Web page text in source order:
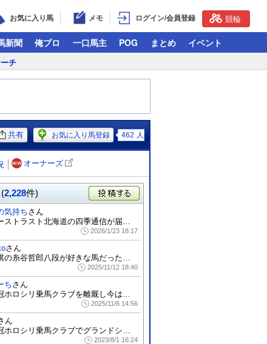
お気に入り馬 メモ ログイン/会員登録 競輪
新聞 俺プロ 一口馬主 POG まとめ イベント
チ
共有 お気に入り馬登録 462 人
オーナーズ
2,228件)
投稿する
気持ちさん
ホーストラスト北海道の四季通信が届いて、...
2026/1/23 18:17
さん
将棋の糸谷哲郎八段が好きな馬だったのか…...
2025/11/12 18:40
ちさん
新冠ホロシリ乗馬クラブを離厩し今は他の所...
2025/11/6 14:56
ん
新冠ホロシリ乗馬クラブでグランドシチーに...
2023/8/1 16:24